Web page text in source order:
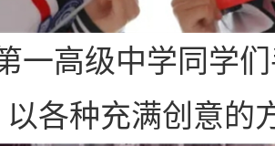
一高级中学同学
各种充满创意的